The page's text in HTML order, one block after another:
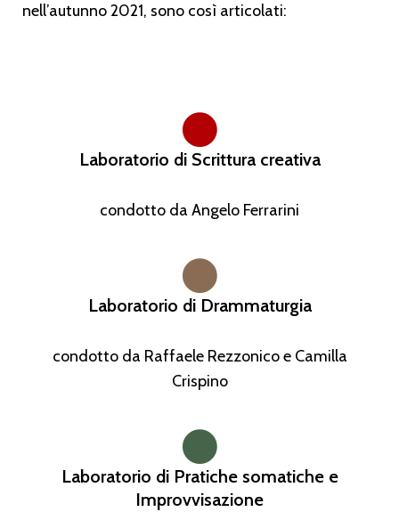
nell’autunno 2021, sono così articolati:
Laboratorio di Scrittura creativa
condotto da Angelo Ferrarini
Laboratorio di Drammaturgia
condotto da Raffaele Rezzonico e Camilla
Crispino
Laboratorio di Pratiche somatiche e
Improvvisazione